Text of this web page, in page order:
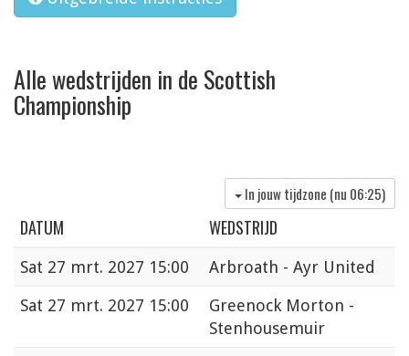
Alle wedstrijden in de Scottish
Championship
In jouw tijdzone (nu 06:25)
DATUM WEDSTRIJD
Sat 27 mrt. 2027 15:00
Arbroath - Ayr United
Sat 27 mrt. 2027 15:00
Greenock Morton -
Stenhousemuir